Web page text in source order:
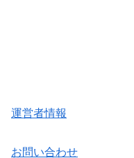
運営者情報
お問い合わせ